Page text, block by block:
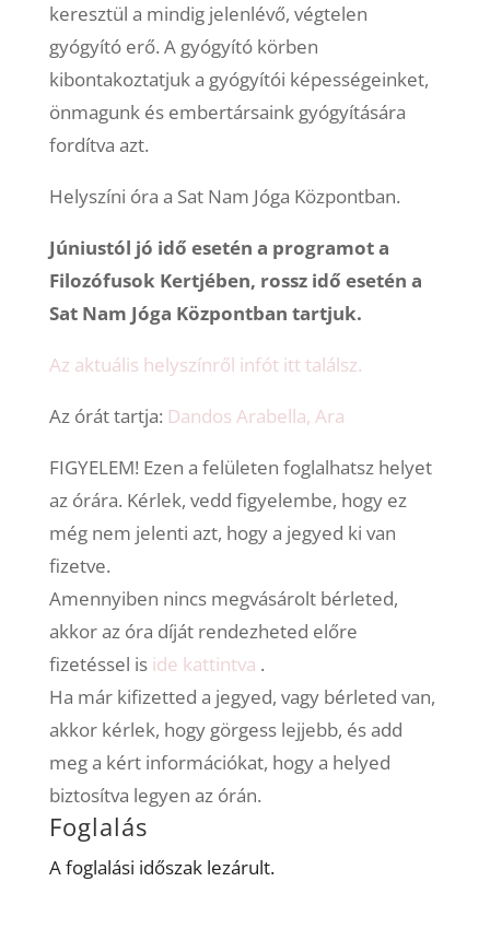
keresztül a mindig jelenlévő, végtelen
gyógyító erő. A gyógyító körben
kibontakoztatjuk a gyógyítói képességeinket,
önmagunk és embertársaink gyógyítására
fordítva azt.
Helyszíni óra a Sat Nam Jóga Központban.
Júniustól jó idő esetén a programot a
Filozófusok Kertjében, rossz idő esetén a
Sat Nam Jóga Központban tartjuk.
Az aktuális helyszínről infót itt találsz.
Az órát tartja: Dandos Arabella, Ara
FIGYELEM! Ezen a felületen foglalhatsz helyet
az órára. Kérlek, vedd figyelembe, hogy ez
még nem jelenti azt, hogy a jegyed ki van
fizetve.
Amennyiben nincs megvásárolt bérleted,
akkor az óra díját rendezheted előre
fizetéssel is ide kattintva .
Ha már kifizetted a jegyed, vagy bérleted van,
akkor kérlek, hogy görgess lejjebb, és add
meg a kért információkat, hogy a helyed
biztosítva legyen az órán.
Foglalás
A foglalási időszak lezárult.